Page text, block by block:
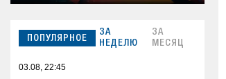
ПОПУЛЯРНОЕ
ЗА
НЕДЕЛЮ
ЗА
МЕСЯЦ
03.08, 22:45